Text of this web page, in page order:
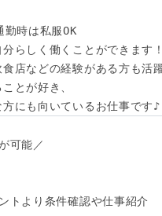
勤時は私服OK
らしく働くことができます！
店などの経験がある方も活
とが好き、
にも向いているお仕事です♪
可能／
トより条件確認や仕事紹介